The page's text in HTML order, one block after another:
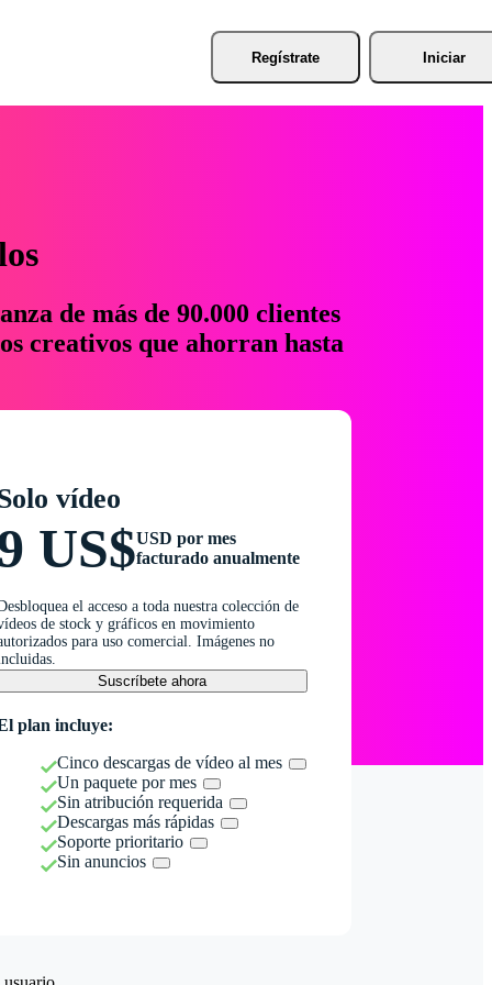
Regístrate Iniciar
de más de 90.000 clientes
creativos que ahorran hasta
vídeo
US$USD por mes
facturado anualmente
el acceso a toda nuestra colección de
de stock y gráficos en movimiento
para uso comercial. Imágenes no
Suscríbete ahora
plan incluye:
Cinco descargas de vídeo al mes
Un paquete por mes
Sin atribución requerida
Descargas más rápidas
Soporte prioritario
Sin anuncios